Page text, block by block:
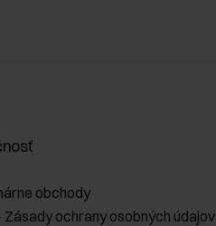
obchody
Zásady ochrany osobných údajov